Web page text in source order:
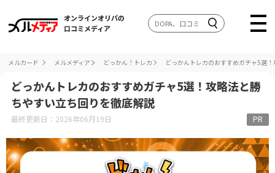
オンラインオリパの
口コミメディア
メルカード メルメディア どっかん！トレカ どっかんトレカのおすすめガチャ5選
どっかんトレカのおすすめガチャ5選！攻略法と勝
ちやすい立ち回りを徹底解説
最終更新日：2026年06月19日 PR